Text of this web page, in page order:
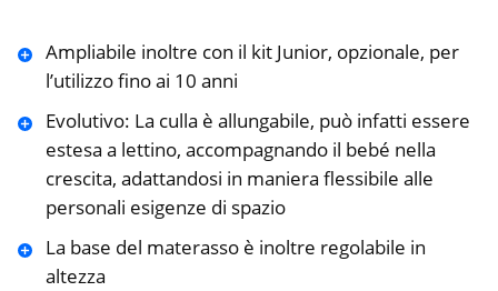
Ampliabile inoltre con il kit Junior, opzionale, per
l’utilizzo fino ai 10 anni
Evolutivo: La culla è allungabile, può infatti essere
estesa a lettino, accompagnando il bebé nella
crescita, adattandosi in maniera flessibile alle
personali esigenze di spazio
La base del materasso è inoltre regolabile in
altezza